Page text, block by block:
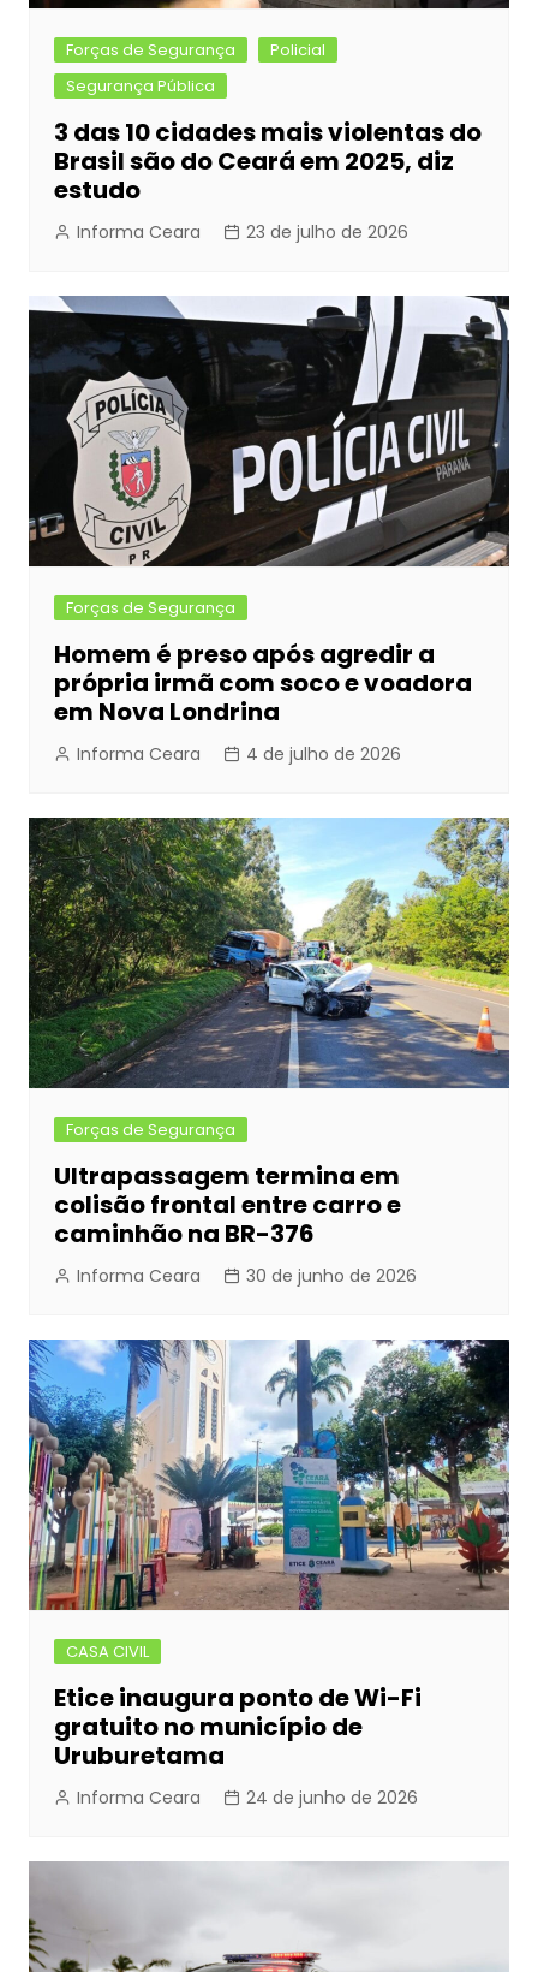
Forças de Segurança
Policial
Segurança Pública
3 das 10 cidades mais violentas do
Brasil são do Ceará em 2025, diz
estudo
Informa Ceara 23 de julho de 2026
Forças de Segurança
Homem é preso após agredir a
própria irmã com soco e voadora
em Nova Londrina
Informa Ceara 4 de julho de 2026
Forças de Segurança
Ultrapassagem termina em
colisão frontal entre carro e
caminhão na BR-376
Informa Ceara 30 de junho de 2026
CASA CIVIL
Etice inaugura ponto de Wi-Fi
gratuito no município de
Uruburetama
Informa Ceara 24 de junho de 2026